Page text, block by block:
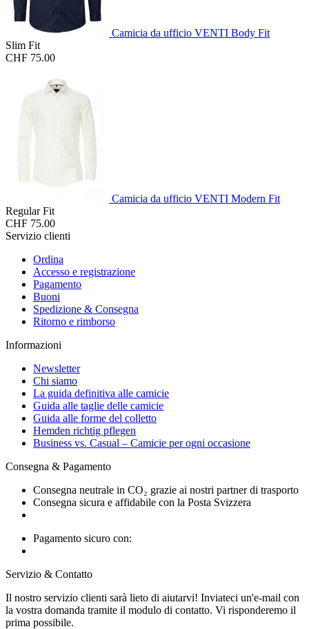
Camicia da ufficio VENTI Body Fit
Slim Fit
CHF 75.00
Camicia da ufficio VENTI Modern Fit
Regular Fit
CHF 75.00
Servizio clienti
Ordina
Accesso e registrazione
Pagamento
Buoni
Spedizione & Consegna
Ritorno e rimborso
Informazioni
Newsletter
Chi siamo
La guida definitiva alle camicie
Guida alle taglie delle camicie
Guida alle forme del colletto
Hemden richtig pflegen
Business vs. Casual – Camicie per ogni occasione
Consegna & Pagamento
Consegna neutrale in CO₂ grazie ai nostri partner di trasporto
Consegna sicura e affidabile con la Posta Svizzera
Pagamento sicuro con:
Servizio & Contatto
Il nostro servizio clienti sarà lieto di aiutarvi! Inviateci un'e-mail con
la vostra domanda tramite il modulo di contatto. Vi risponderemo il
prima possibile.